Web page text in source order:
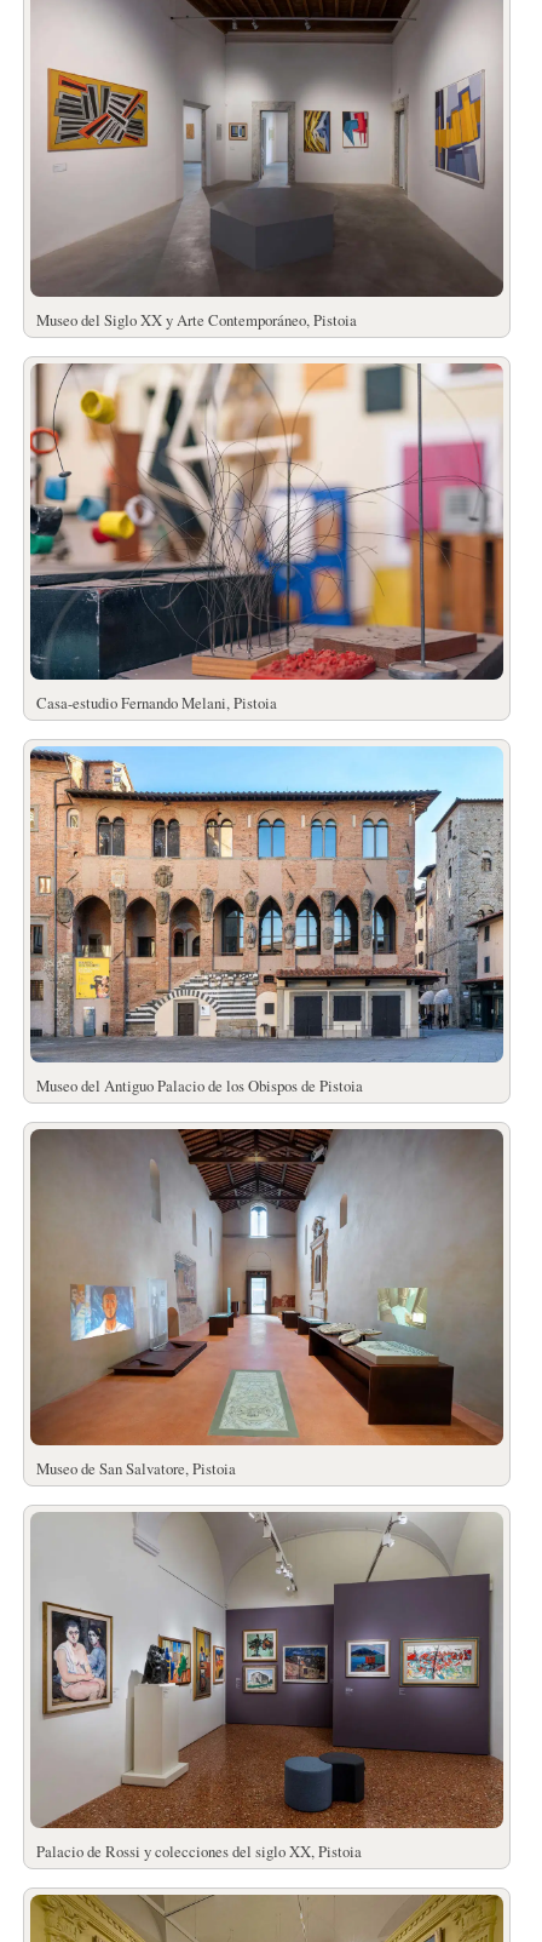
Museo del Siglo XX y Arte Contemporáneo, Pistoia
Casa-estudio Fernando Melani, Pistoia
Museo del Antiguo Palacio de los Obispos de Pistoia
Museo de San Salvatore, Pistoia
Palacio de Rossi y colecciones del siglo XX, Pistoia